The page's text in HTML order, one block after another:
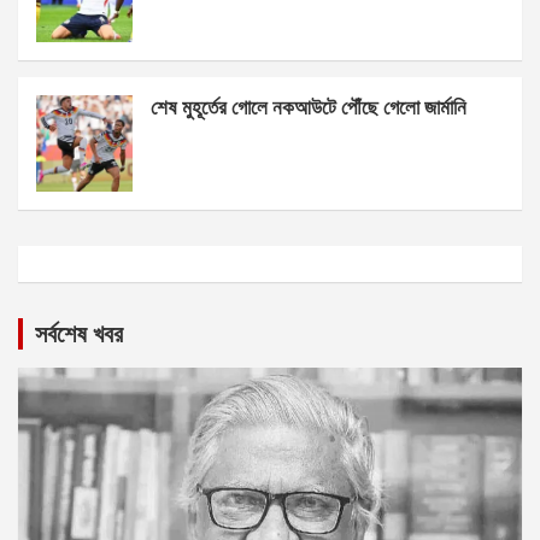
শেষ মুহূর্তের গোলে নকআউটে পৌঁছে গেলো জার্মানি
সর্বশেষ খবর